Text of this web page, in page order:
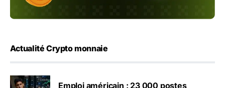
Actualité Crypto monnaie
Emploi américain : 23 000 postes